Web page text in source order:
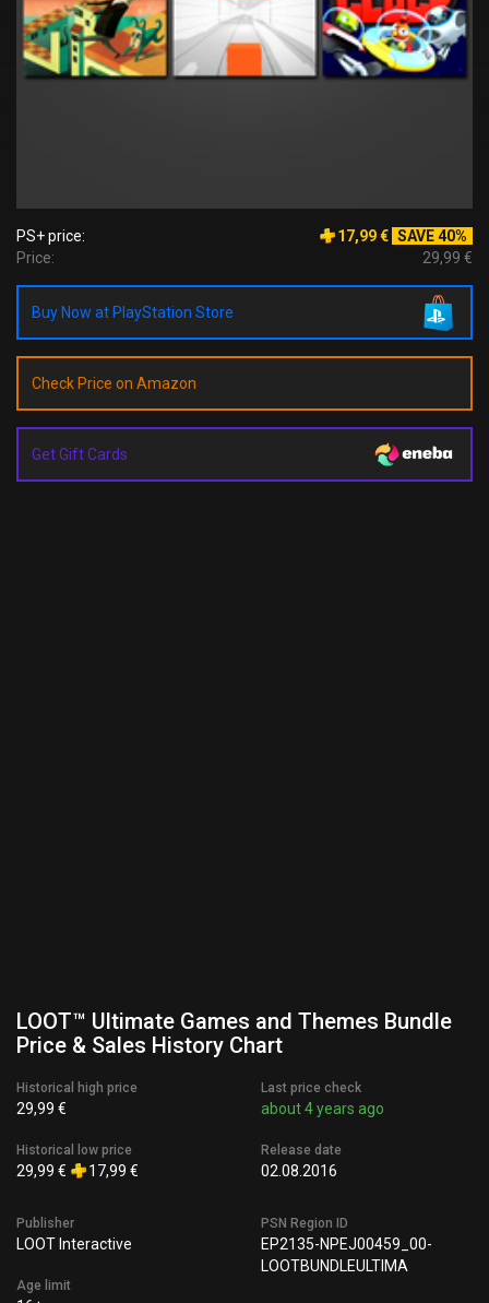
PS+ price: 17,99 € SAVE 40%
Price:
29,99 €
Buy Now at PlayStation Store
Check Price on Amazon
Get Gift Cards
LOOT™ Ultimate Games and Themes Bundle
Price & Sales History Chart
Historical high price
29,99 €
Historical low price
29,99 € 17,99 €
Last price check
about 4 years ago
Release date
02.08.2016
Publisher
LOOT Interactive
Age limit
PSN Region ID
EP2135-NPEJ00459_00-
LOOTBUNDLEULTIMA